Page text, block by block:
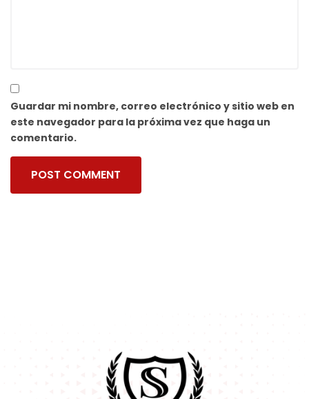
Guardar mi nombre, correo electrónico y sitio web en
este navegador para la próxima vez que haga un
comentario.